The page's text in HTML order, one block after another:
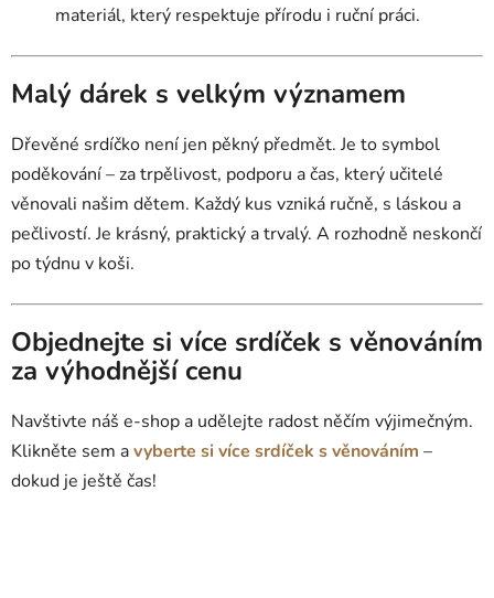
materiál, který respektuje přírodu i ruční práci.
Malý dárek s velkým významem
Dřevěné srdíčko není jen pěkný předmět. Je to symbol
poděkování – za trpělivost, podporu a čas, který učitelé
věnovali našim dětem. Každý kus vzniká ručně, s láskou a
pečlivostí. Je krásný, praktický a trvalý. A rozhodně neskončí
po týdnu v koši.
Objednejte si více srdíček s věnováním
za výhodnější cenu
Navštivte náš e-shop a udělejte radost něčím výjimečným.
Klikněte sem avyberte si více srdíček s věnováním –
dokud je ještě čas!